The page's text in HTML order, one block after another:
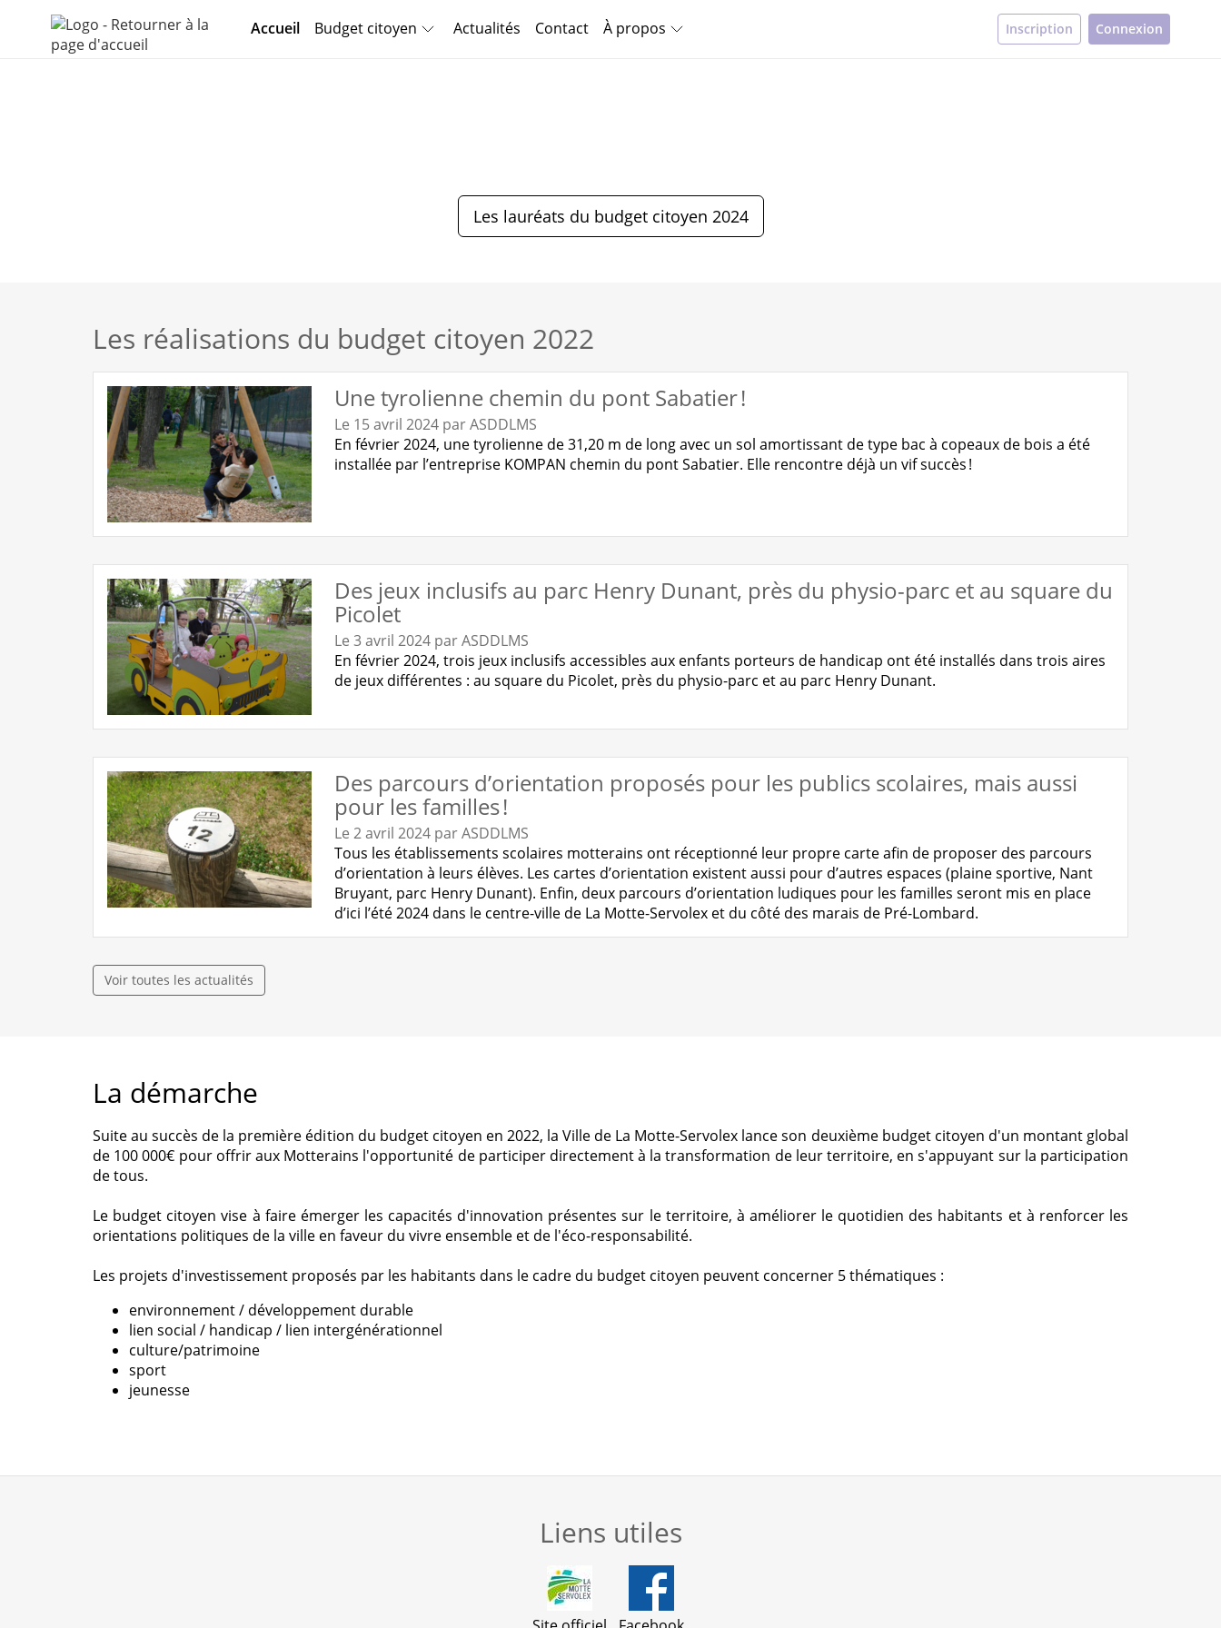
Aller au menu Aller au contenu
Accueil Budget citoyen Actualités Contact À propos Inscription Connexion
Les lauréats du budget citoyen 2024
Les réalisations du budget citoyen 2022
Une tyrolienne chemin du pont Sabatier !
Le 15 avril 2024 parASDDLMS
En février 2024, une tyrolienne de 31,20 m de long avec un sol amortissant de type bac à copeaux de bois a été
installée par l’entreprise KOMPAN chemin du pont Sabatier. Elle rencontre déjà un vif succès !
Des jeux inclusifs au parc Henry Dunant, près du physio-parc et au square du
Picolet
Le 3 avril 2024 parASDDLMS
En février 2024, trois jeux inclusifs accessibles aux enfants porteurs de handicap ont été installés dans trois aires
de jeux différentes : au square du Picolet, près du physio-parc et au parc Henry Dunant.
Des parcours d’orientation proposés pour les publics scolaires, mais aussi
pour les familles !
Le 2 avril 2024 parASDDLMS
Tous les établissements scolaires motterains ont réceptionné leur propre carte afin de proposer des parcours
d’orientation à leurs élèves. Les cartes d’orientation existent aussi pour d’autres espaces (plaine sportive, Nant
Bruyant, parc Henry Dunant). Enfin, deux parcours d’orientation ludiques pour les familles seront mis en place
d’ici l’été 2024 dans le centre-ville de La Motte-Servolex et du côté des marais de Pré-Lombard.
Voir toutes les actualités
La démarche
Suite au succès de la première édition du budget citoyen en 2022, la Ville de La Motte-Servolex lance son deuxième budget citoyen d'un montant global
de 100 000€ pour offrir aux Motterains l'opportunité de participer directement à la transformation de leur territoire, en s'appuyant sur la participation
de tous.
Le budget citoyen vise à faire émerger les capacités d'innovation présentes sur le territoire, à améliorer le quotidien des habitants et à renforcer les
orientations politiques de la ville en faveur du vivre ensemble et de l'éco-responsabilité.
Les projets d'investissement proposés par les habitants dans le cadre du budget citoyen peuvent concerner 5 thématiques :
environnement / développement durable
lien social / handicap / lien intergénérationnel
culture/patrimoine
sport
jeunesse
Liens utiles